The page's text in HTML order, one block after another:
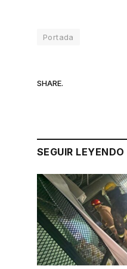
Portada
SHARE.
SEGUIR LEYENDO